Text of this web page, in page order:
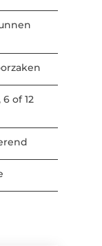
of 12